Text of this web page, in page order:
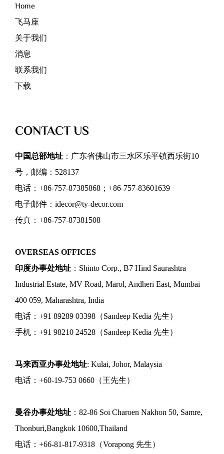
Home
飞马座
关于我们
消息
联系我们
下载
CONTACT US
中国总部地址 ：广东省佛山市三水区乐平镇西乐街10
号，邮编：528137
电话：+86-757-87385868；+86-757-83601639
电子邮件：idecor@ty-decor.com
传真：+86-757-87381508
OVERSEAS OFFICES
印度办事处地址 ：Shinto Corp., B7 Hind Saurashtra
Industrial Estate, MV Road, Marol, Andheri East, Mumbai
400 059, Maharashtra, India
电话：+91 89289 03398（Sandeep Kedia 先生）
手机：+91 98210 24528（Sandeep Kedia 先生）
马来西亚办事处地址: Kulai, Johor, Malaysia
电话：+60-19-753 0660（王先生）
曼谷办事处地址 ：82-86 Soi Charoen Nakhon 50, Samre,
Thonburi,Bangkok 10600,Thailand
电话：+66-81-817-9318（Vorapong 先生）